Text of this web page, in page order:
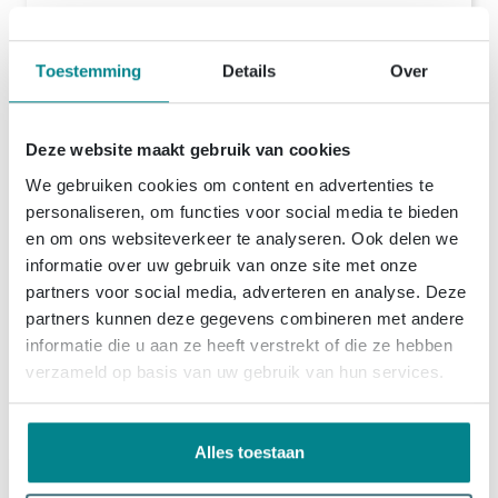
Toestemming Details Over
Deze website maakt gebruik van cookies
We gebruiken cookies om content en advertenties te
personaliseren, om functies voor social media te bieden
en om ons websiteverkeer te analyseren. Ook delen we
informatie over uw gebruik van onze site met onze
partners voor social media, adverteren en analyse. Deze
partners kunnen deze gegevens combineren met andere
informatie die u aan ze heeft verstrekt of die ze hebben
verzameld op basis van uw gebruik van hun services.
Alles toestaan
1xFortifura Clean Reinigingsmiddel - Badkamer Reiniger - 500ml - Jasmijn (zwart)
(9)
10,
1xVilleroy & Boch Toebehoren kunststof badpoten set a - 2 stuks - mat wit
(5)
Leveringbinnen 3 dagen 25,09
Toon meer opties
Setprijs 713,04
Plaats set in winkelwagen
Productinformatie